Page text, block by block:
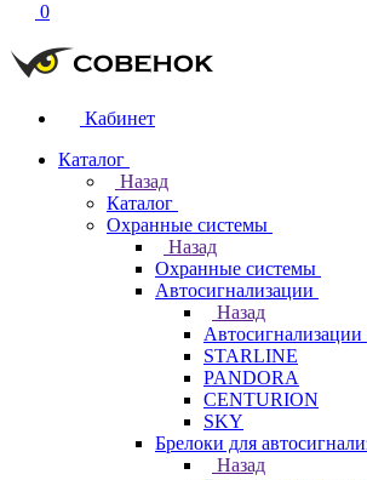
0
Кабинет
Каталог
Назад
Каталог
Охранные системы
Назад
Охранные системы
Автосигнализации
Назад
Автосигнализации
STARLINE
PANDORA
CENTURION
SKY
Брелоки для
Назад